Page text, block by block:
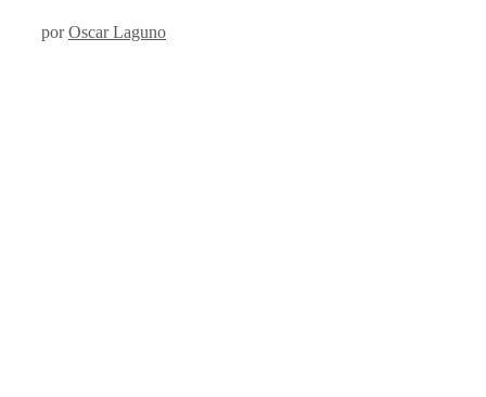
porOscar Laguno